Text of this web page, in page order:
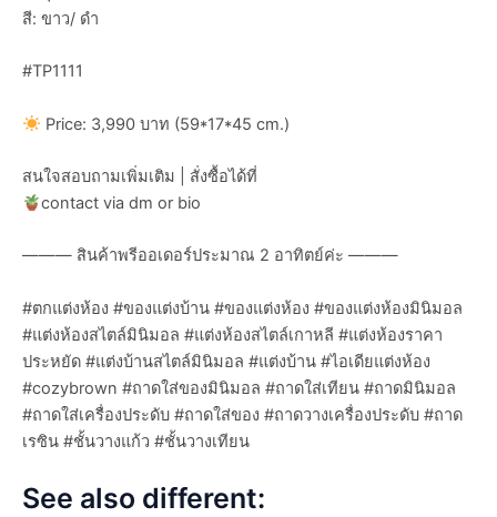
สี: ขาว/ ดำ
#TP1111
Price: 3,990 บาท (59*17*45 cm.)
สนใจสอบถามเพิ่มเติม | สั่งซื้อได้ที่
contact via dm or bio
——— สินค้าพรีออเดอร์ประมาณ 2 อาทิตย์ค่ะ ———
#ตกแต่งห้อง #ของแต่งบ้าน #ของแต่งห้อง #ของแต่งห้องมินิมอล
#แต่งห้องสไตล์มินิมอล #แต่งห้องสไตล์เกาหลี #แต่งห้องราคา
ประหยัด #แต่งบ้านสไตล์มินิมอล #แต่งบ้าน #ไอเดียแต่งห้อง
#cozybrown #ถาดใส่ของมินิมอล #ถาดใส่เทียน #ถาดมินิมอล
#ถาดใส่เครื่องประดับ #ถาดใส่ของ #ถาดวางเครื่องประดับ #ถาด
เรซิน #ชั้นวางแก้ว #ชั้นวางเทียน
See also different: